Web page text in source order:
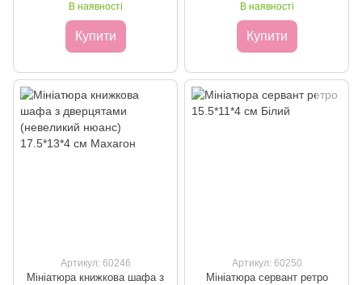
В наявності
Купити
В наявності
Купити
Артикул: 60246
Мініатюра книжкова шафа з
Артикул: 60250
Мініатюра сервант ретро